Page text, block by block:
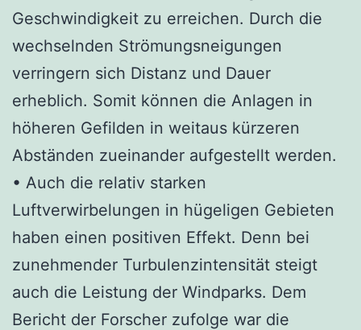
Geschwindigkeit zu erreichen. Durch die
wechselnden Strömungsneigungen
verringern sich Distanz und Dauer
erheblich. Somit können die Anlagen in
höheren Gefilden in weitaus kürzeren
Abständen zueinander aufgestellt werden.
• Auch die relativ starken
Luftverwirbelungen in hügeligen Gebieten
haben einen positiven Effekt. Denn bei
zunehmender Turbulenzintensität steigt
auch die Leistung der Windparks. Dem
Bericht der Forscher zufolge war die